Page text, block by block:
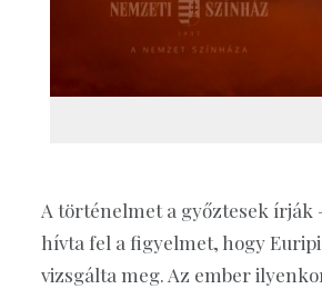
A történelmet a győztesek írják
hívta fel a figyelmet, hogy
vizsgálta meg. Az ember